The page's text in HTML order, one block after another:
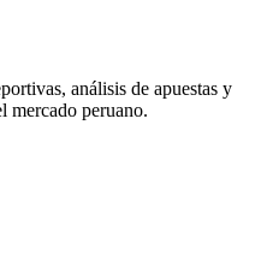
análisis de apuestas y
mercado peruano.